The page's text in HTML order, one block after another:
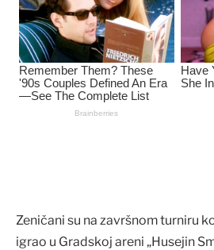
Zeničani su na završnom turniru
igrao u Gradskoj areni „Husejin